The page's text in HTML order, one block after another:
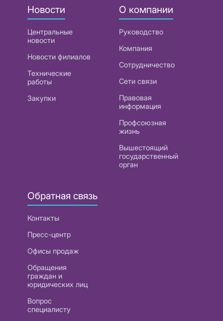
Новости
Центральные
новости
Новости филиалов
Технические
работы
Закупки
О компании
Руководство
Компания
Сотрудничество
Сети связи
Правовая
информация
Профсоюзная
жизнь
Вышестоящий
государственный
орган
Обратная связь
Контакты
Пресс-центр
Офисы продаж
Обращения
граждан и
юридических лиц
Вопрос
специалисту